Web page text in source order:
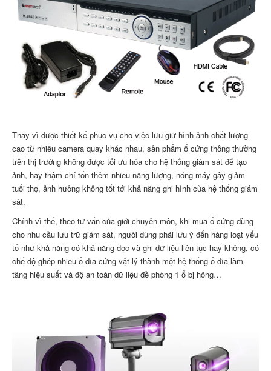
Thay vì được thiết kế phục vụ cho việc lưu giữ hình ảnh chất lượng
cao từ nhiều camera quay khác nhau, sản phẩm ổ cứng thông thường
trên thị trường không được tối ưu hóa cho hệ thống giám sát để tạo
ảnh, hay thậm chí tốn thêm nhiều năng lượng, nóng máy gây giảm
tuổi thọ, ảnh hưởng không tốt tới khả năng ghi hình của hệ thống giám
sát.
Chính vì thế, theo tư vấn của giới chuyên môn, khi mua ổ cứng dùng
cho nhu cầu lưu trữ giám sát, người dùng phải lưu ý đến hàng loạt yếu
tố như khả năng có khả năng đọc và ghi dữ liệu liên tục hay không, có
chế độ ghép nhiều ổ đĩa cứng vật lý thành một hệ thống ổ đĩa làm
tăng hiệu suất và độ an toàn dữ liệu đề phòng 1 ổ bị hỏng…